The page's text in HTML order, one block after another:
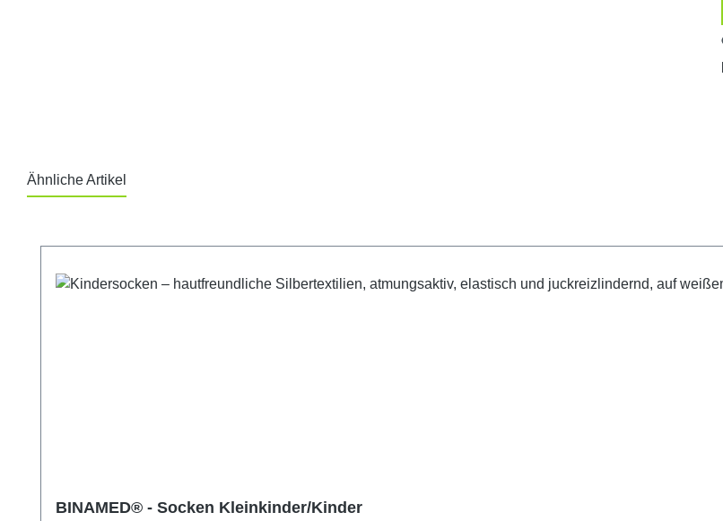
Ähnliche Artikel
BINAMED® - Socken Kleinkinder/Kinder